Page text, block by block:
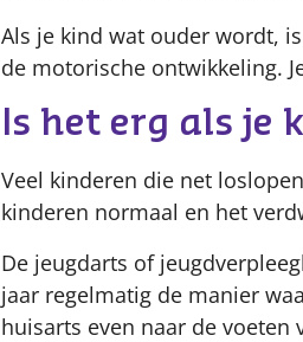
Als je kind wat ouder wordt,
de motorische ontwikkeling.
Is het erg als je
Veel kinderen die net
kinderen normaal en het
De jeugdarts of
jaar regelmatig de manier
huisarts even naar de voeten